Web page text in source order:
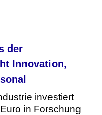
der
Innovation,
investiert
in Forschung